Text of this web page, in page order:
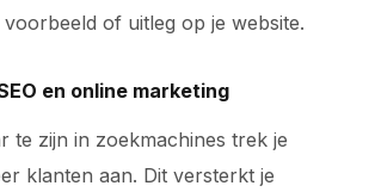
voorbeeld of uitleg op je website.
en online marketing
te zijn in zoekmachines trek je
klanten aan. Dit versterkt je